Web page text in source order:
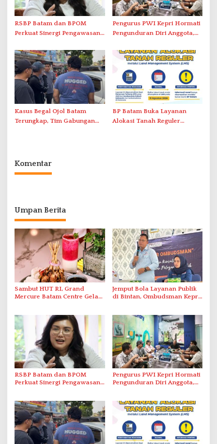
RSBP Batam dan BPOM
Perkuat Sinergi Pengawasan
Pelayanan Kefarmasian
Pengurus PWI Kepri Hormati
Pengunduran Diri Anggota,
Administrasi ke Pusat
Kasus Begal Ojol Batam
Terungkap, Tim Gabungan
BP Batam Buka Layanan
Alokasi Tanah Reguler
Komentar
Umpan Berita
Sambut HUT RI, Grand
Mercure Batam Centre Gelar
Jemput Bola Layanan Publik
di Bintan, Ombudsman Kepri
RSBP Batam dan BPOM
Perkuat Sinergi Pengawasan
Pengurus PWI Kepri Hormati
Pengunduran Diri Anggota,